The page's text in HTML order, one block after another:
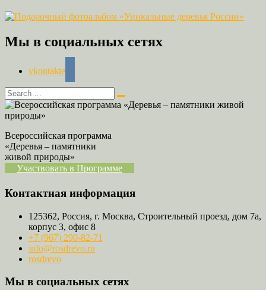
Мы в социальных сетях
vkontakte
Всероссийская программа
«Деревья – памятники
живой природы»
Участвовать в Программе
Контактная информация
125362, Россия, г. Москва, Строительный проезд, дом 7а,
корпус 3, офис 8
+7 (967) 290-82-71
info@rosdrevo.ru
rosdrevo
Мы в социальных сетях